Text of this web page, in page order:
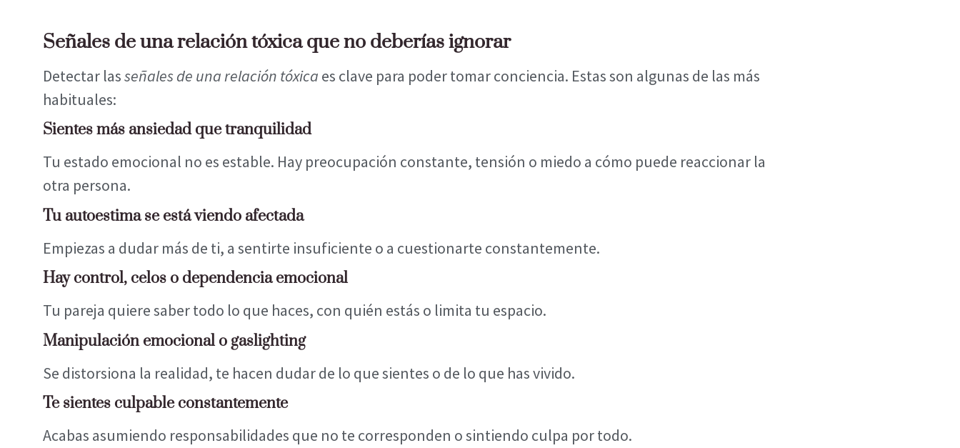
Señales de una relación tóxica que no deberías ignorar
Detectar lasseñales de una relación tóxica es clave para poder tomar conciencia. Estas son algunas de las más
habituales:
Sientes más ansiedad que tranquilidad
Tu estado emocional no es estable. Hay preocupación constante, tensión o miedo a cómo puede reaccionar la
otra persona.
Tu autoestima se está viendo afectada
Empiezas a dudar más de ti, a sentirte insuficiente o a cuestionarte constantemente.
Hay control, celos o dependencia emocional
Tu pareja quiere saber todo lo que haces, con quién estás o limita tu espacio.
Manipulación emocional o gaslighting
Se distorsiona la realidad, te hacen dudar de lo que sientes o de lo que has vivido.
Te sientes culpable constantemente
Acabas asumiendo responsabilidades que no te corresponden o sintiendo culpa por todo.